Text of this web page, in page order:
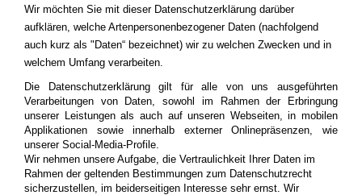
Wir möchten Sie mit dieser Datenschutzerklärung darüber
aufklären, welche Artenpersonenbezogener Daten (nachfolgend
auch kurz als "Daten“ bezeichnet) wir zu welchen Zwecken und in
welchem Umfang verarbeiten.
Die Datenschutzerklärung gilt für alle von uns ausgeführten
Verarbeitungen von Daten, sowohl im Rahmen der Erbringung
unserer Leistungen als auch auf unseren Webseiten, in mobilen
Applikationen sowie innerhalb externer Onlinepräsenzen, wie
unserer Social-Media-Profile.
Wir nehmen unsere Aufgabe, die Vertraulichkeit Ihrer Daten im
Rahmen der geltenden Bestimmungen zum Datenschutzrecht
sicherzustellen, im beiderseitigen Interesse sehr ernst. Wir